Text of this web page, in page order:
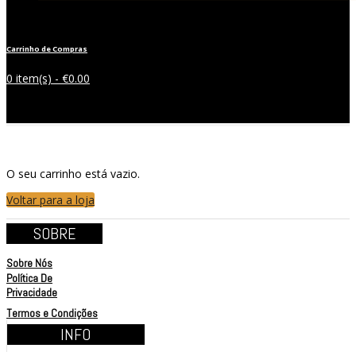
Carrinho de Compras
0 item(s) - €0.00
O seu carrinho está vazio.
Voltar para a loja
SOBRE
Sobre Nós
Política De
Privacidade
Termos e Condições
INFO